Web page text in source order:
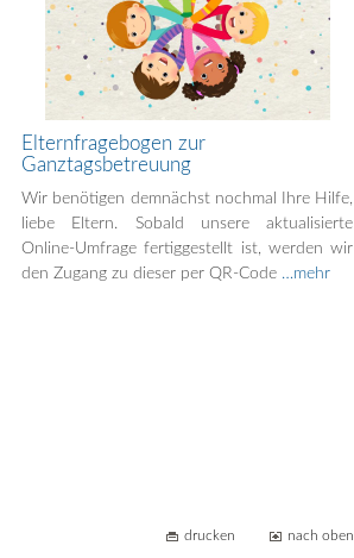
Elternfragebogen zur
Ganztagsbetreuung
Wir benötigen demnächst nochmal Ihre Hilfe,
liebe Eltern. Sobald unsere aktualisierte
Online-Umfrage fertiggestellt ist, werden wir
den Zugang zu dieser per QR-Code …mehr
drucken nach oben